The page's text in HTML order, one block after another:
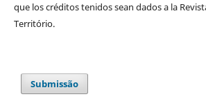
que los créditos tenidos sean dados a la
Território.
Submissão